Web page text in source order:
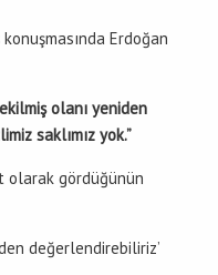
konuşmasında Erdoğan
olanı yeniden
saklımız yok.”
olarak gördüğünün
değerlendirebiliriz’